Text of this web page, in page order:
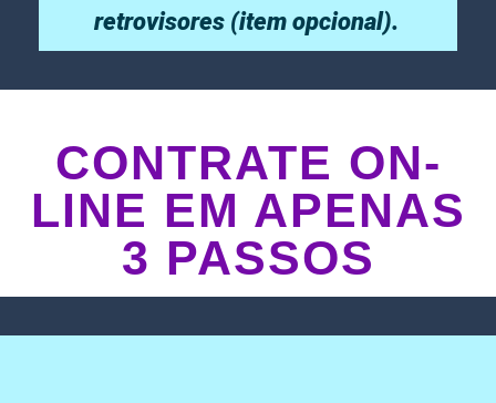
retrovisores (item opcional).
CONTRATE ON-
LINE EM APENAS
3 PASSOS